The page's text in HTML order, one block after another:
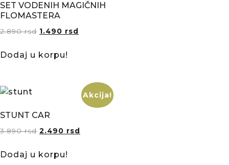
SET VODENIH MAGIČNIH
FLOMASTERA
2.890rsd 1.490 rsd
Dodaj u korpu!
Akcija!
STUNT CAR
3.890rsd 2.490 rsd
Dodaj u korpu!